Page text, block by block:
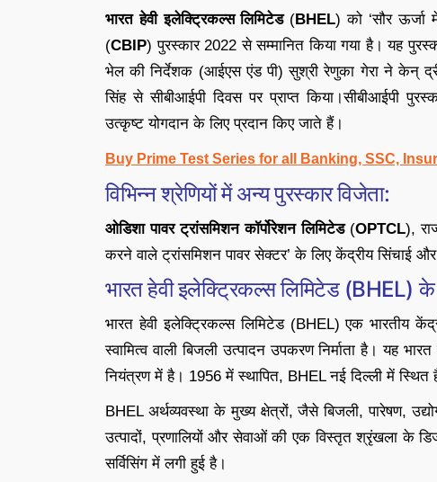
भारत हेवी इलेक्ट्रिकल्स लिमिटेड(BHEL) को ‘सौर ऊर्जा
(CBIP) पुरस्कार 2022 से सम्मानित किया गया है। यह
भेल की निर्देशक (आईएस एंड पी) सुश्री रेणुका गेरा ने केन्
सिंह से सीबीआईपी दिवस पर प्राप्त किया।सीबीआईपी
उत्कृष्ट योगदान के लिए प्रदान किए जाते हैं।
Buy Prime Test Series for all Banking, SSC,
विभिन्न श्रेणियों में अन्य पुरस्कार विजेता:
ओडिशा पावर ट्रांसमिशन कॉर्पोरेशन लिमिटेड(OPTCL),
करने वाले ट्रांसमिशन पावर सेक्टर’ के लिए केंद्रीय सिंचाई और
भारत हेवी इलेक्ट्रिकल्स लिमिटेड (BHEL) के
भारत हेवी इलेक्ट्रिकल्स लिमिटेड (BHEL) एक भारतीय
स्वामित्व वाली बिजली उत्पादन उपकरण निर्माता है। यह
नियंत्रण में है। 1956 में स्थापित, BHEL नई दिल्ली में स्थित
BHEL अर्थव्यवस्था के मुख्य क्षेत्रों, जैसे बिजली, पारेषण,
उत्पादों, प्रणालियों और सेवाओं की एक विस्तृत श्रृंखला के
सर्विसिंग में लगी हुई है।